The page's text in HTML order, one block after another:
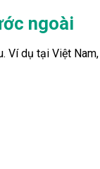
ngoài
Ví dụ tại Việt